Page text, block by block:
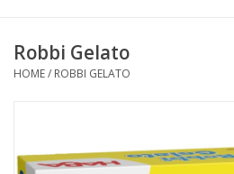
spellen
schmink & make-up
Robbi Gelato
HOME/ ROBBI GELATO